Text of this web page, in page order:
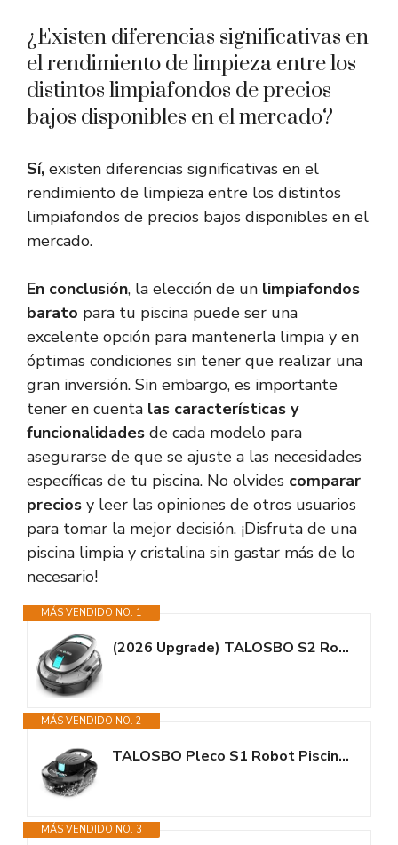
¿Existen diferencias significativas en
el rendimiento de limpieza entre los
distintos limpiafondos de precios
bajos disponibles en el mercado?
Sí, existen diferencias significativas en el
rendimiento de limpieza entre los distintos
limpiafondos de precios bajos disponibles en el
mercado.
En conclusión, la elección de un limpiafondos
barato para tu piscina puede ser una
excelente opción para mantenerla limpia y en
óptimas condiciones sin tener que realizar una
gran inversión. Sin embargo, es importante
tener en cuenta las características y
funcionalidades de cada modelo para
asegurarse de que se ajuste a las necesidades
específicas de tu piscina. No olvides comparar
precios y leer las opiniones de otros usuarios
para tomar la mejor decisión. ¡Disfruta de una
piscina limpia y cristalina sin gastar más de lo
necesario!
MÁS VENDIDO NO. 1
(2026 Upgrade) TALOSBO S2 Robot Piscina,Doble Filtración, Doble Motor...
MÁS VENDIDO NO. 2
TALOSBO Pleco S1 Robot Piscina, Doble Motor Limpiafondos Piscina Sin Cable,...
MÁS VENDIDO NO. 3